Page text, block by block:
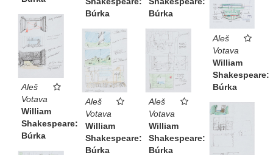
Búrka
Búrka
Aleš
Votava
William
Shakespeare:
Búrka
Aleš
Votava
William
Shakespeare:
Búrka
Aleš
Votava
William
Shakespeare:
Búrka
Aleš
Votava
William
Shakespeare:
Búrka